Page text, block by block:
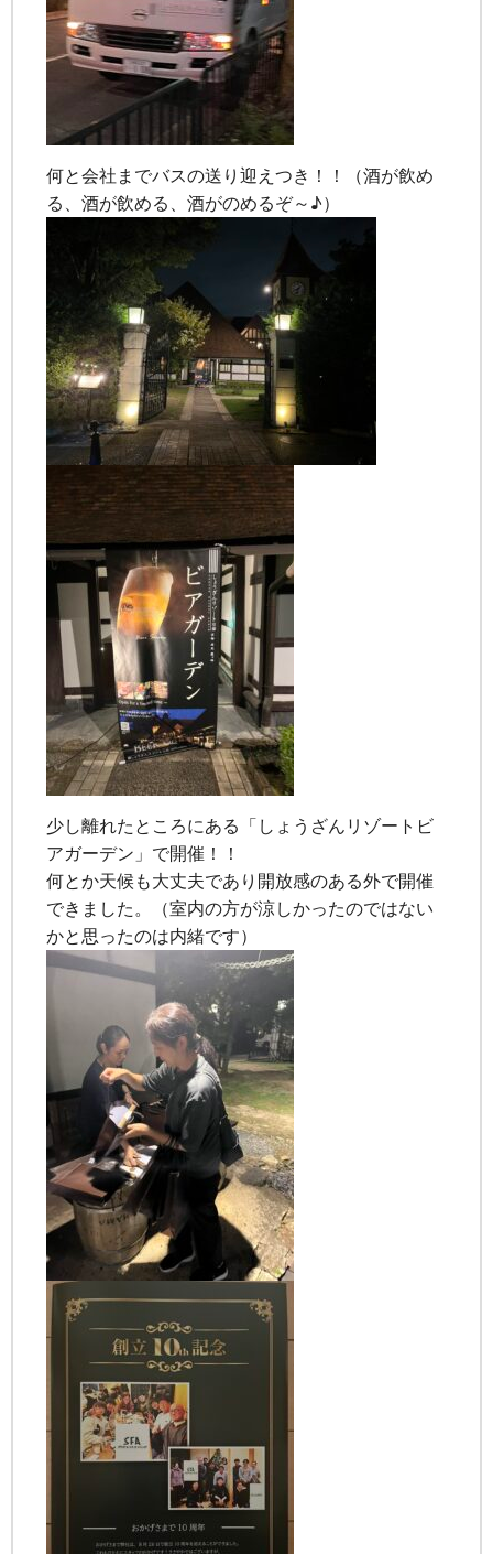
何と会社までバスの送り迎えつき！！（酒が飲め
る、酒が飲める、酒がのめるぞ～♪）
少し離れたところにある「しょうざんリゾートビ
アガーデン」で開催！！
何とか天候も大丈夫であり開放感のある外で開催
できました。（室内の方が涼しかったのではない
かと思ったのは内緒です）